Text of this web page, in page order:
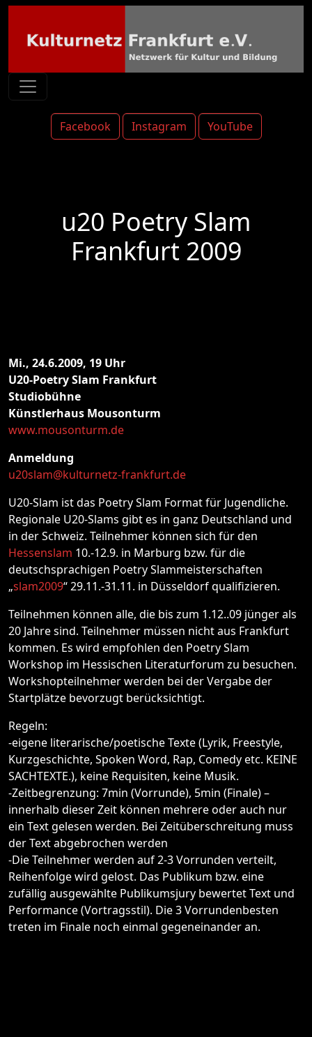
Facebook Instagram YouTube
u20 Poetry Slam
Frankfurt 2009
Mi., 24.6.2009, 19 Uhr
U20-Poetry Slam Frankfurt
Studiobühne
Künstlerhaus Mousonturm
www.mousonturm.de
Anmeldung
u20slam@kulturnetz-frankfurt.de
U20-Slam ist das Poetry Slam Format für Jugendliche.
Regionale U20-Slams gibt es in ganz Deutschland und
in der Schweiz. Teilnehmer können sich für den
Hessenslam 10.-12.9. in Marburg bzw. für die
deutschsprachigen Poetry Slammeisterschaften
„slam2009“ 29.11.-31.11. in Düsseldorf qualifizieren.
Teilnehmen können alle, die bis zum 1.12..09 jünger als
20 Jahre sind. Teilnehmer müssen nicht aus Frankfurt
kommen. Es wird empfohlen den Poetry Slam
Workshop im Hessischen Literaturforum zu besuchen.
Workshopteilnehmer werden bei der Vergabe der
Startplätze bevorzugt berücksichtigt.
Regeln:
-eigene literarische/poetische Texte (Lyrik, Freestyle,
Kurzgeschichte, Spoken Word, Rap, Comedy etc. KEINE
SACHTEXTE.), keine Requisiten, keine Musik.
-Zeitbegrenzung: 7min (Vorrunde), 5min (Finale) –
innerhalb dieser Zeit können mehrere oder auch nur
ein Text gelesen werden. Bei Zeitüberschreitung muss
der Text abgebrochen werden
-Die Teilnehmer werden auf 2-3 Vorrunden verteilt,
Reihenfolge wird gelost. Das Publikum bzw. eine
zufällig ausgewählte Publikumsjury bewertet Text und
Performance (Vortragsstil). Die 3 Vorrundenbesten
treten im Finale noch einmal gegeneinander an.